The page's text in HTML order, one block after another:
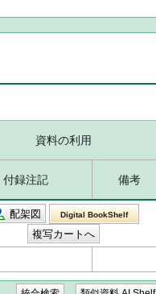
資料の利用
付録注記 備考
配架図 Digital BookShelf